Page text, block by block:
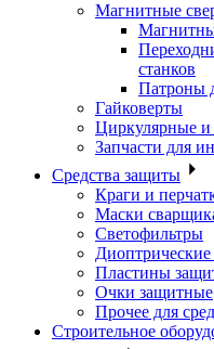
Магнитные
станков
Патроны
Гайковерты
Циркулярные
Запчасти для
Средства защиты
Краги и
Маски
Светофильтры
Пластины
Очки защитные
Прочее для
Строительное